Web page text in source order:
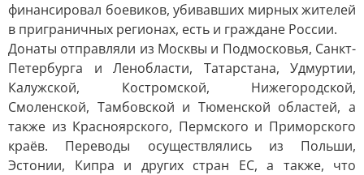
финансировал боевиков, убивавших мирных жителей
в приграничных регионах, есть и граждане России.
Донаты отправляли из Москвы и Подмосковья, Санкт-
Петербурга и Ленобласти, Татарстана, Удмуртии,
Калужской, Костромской, Нижегородской,
Смоленской, Тамбовской и Тюменской областей, а
также из Красноярского, Пермского и Приморского
краёв. Переводы осуществлялись из Польши,
Эстонии, Кипра и других стран ЕС, а также, что